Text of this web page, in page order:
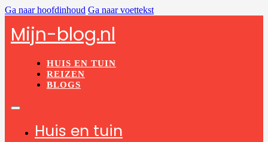
Ga naar hoofdinhoud Ga naar voettekst
Mijn-blog.nl
HUIS EN TUIN
REIZEN
BLOGS
Huis en tuin